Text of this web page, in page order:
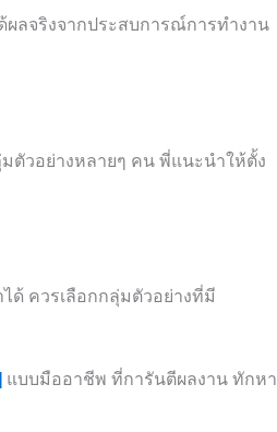
ลจริงจากประสบการณ์การทำงาน
ตัวอย่างหลายๆ คน พี่แนะนำให้ตั้ง
ควรเลือกกลุ่มตัวอย่างที่มี
แบบมืออาชีพ ที่การันตีผลงาน ทักหา